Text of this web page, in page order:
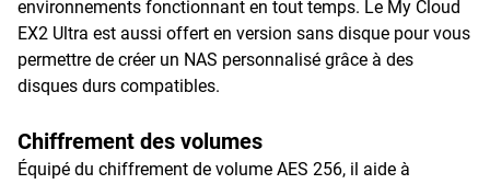
environnements fonctionnant en tout temps. Le My Cloud
EX2 Ultra est aussi offert en version sans disque pour vous
permettre de créer un NAS personnalisé grâce à des
disques durs compatibles.
Chiffrement des volumes
Équipé du chiffrement de volume AES 256, il aide à